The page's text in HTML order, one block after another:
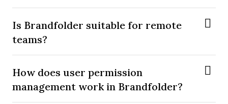
Is Brandfolder suitable for remote
teams?
How does user permission
management work in Brandfolder?